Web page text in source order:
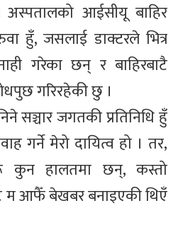
अस्पतालको आईसीयू बाहिर
हुँ, जसलाई डाक्टरले भित्र
गरेका छन् र बाहिरबाटै
गरिरहेकी छु ।
सञ्चार जगतकी प्रतिनिधि हुँ
गर्ने मेरो दायित्व हो । तर,
कुन हालतमा छन्, कस्तो
म आफैँ बेखबर बनाइएकी थिएँ